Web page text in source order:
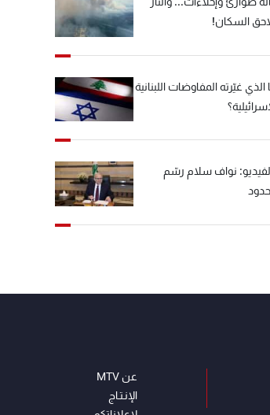
السكان!
الذي غيّرته المفاوضات اللبنانية
نواف سلام رسّم
عن MTV
الإنـتـاج